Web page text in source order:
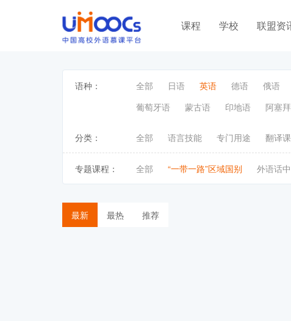
课程 学校 联盟资
语种： 全部 日语 英语 德语 俄语
葡萄牙语
蒙古语 印地语 阿塞
分类： 全部 语言技能 专门用途 翻译
专题课程： 全部 “一带一路”区域国别 外语话
最新 最热 推荐